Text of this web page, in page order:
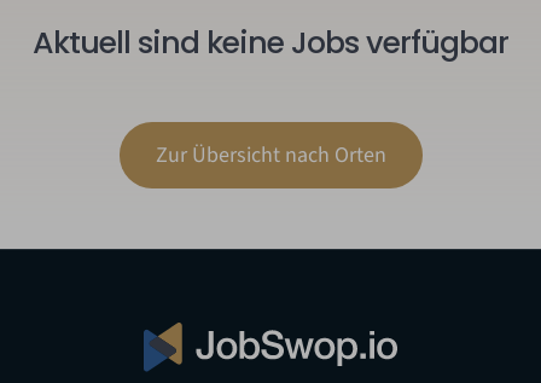
Aktuell sind keine Jobs verfügbar
Zur Übersicht nach Orten